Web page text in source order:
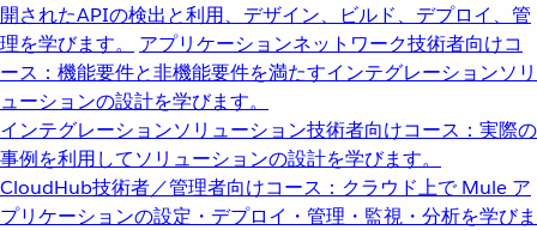
開されたAPIの検出と利用、デザイン、ビルド、デプロイ、管
理を学びます。
アプリケーションネットワーク技術者向けコ
ース：機能要件と非機能要件を満たすインテグレーションソリ
ューションの設計を学びます。
インテグレーションソリューション技術者向けコース：実際の
事例を利用してソリューションの設計を学びます。
CloudHub技術者／管理者向けコース：クラウド上で Mule ア
プリケーションの設定・デプロイ・管理・監視・分析を学びま